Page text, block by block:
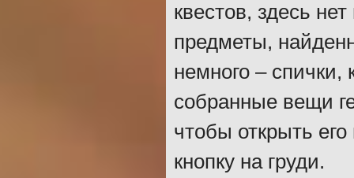
квестов, здесь
предметы,
немного – спички,
собранные вещи
чтобы открыть
кнопку на груди.